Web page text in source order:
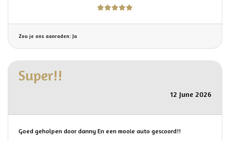
Zou je ons aanraden: Ja
Super!!
12 June 2026
Goed geholpen door danny En een mooie auto gescoord!!